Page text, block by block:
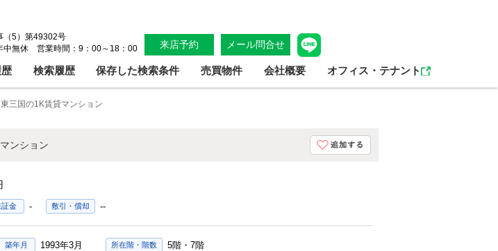
（5）第49302号
中無休 営業時間：9：00～18：00
来店予約 メール問合せ
検索履歴 保存した検索条件 売買物件 会社概要 オフィス・テナント
三国の1K賃貸マンション
ンション
証金 - 敷引・償却 --
築年月 1993年3月 所在階・階数 5階・7階